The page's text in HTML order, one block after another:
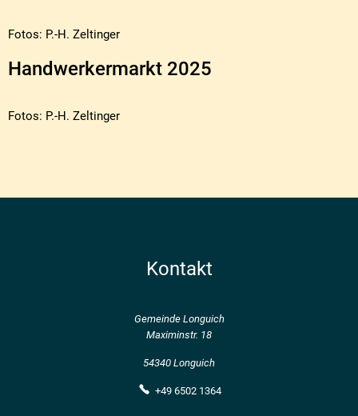
Fotos: P.-H. Zeltinger
Handwerkermarkt 2025
Fotos: P.-H. Zeltinger
Kontakt
Gemeinde Longuich
Maximinstr. 18
54340 Longuich
+49 6502 1364